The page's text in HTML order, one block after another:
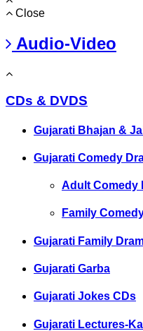
Close
Audio-Video
CDs & DVDS
Gujarati Bhajan &
Gujarati Comedy
Adult Comedy
Family
Gujarati Family
Gujarati Garba
Gujarati Jokes CDs
Gujarati Lectures-